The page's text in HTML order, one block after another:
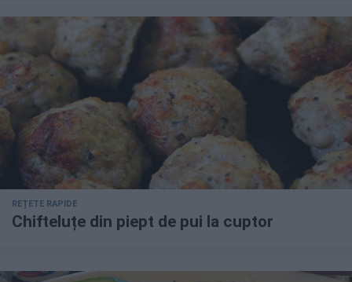
REȚETE RAPIDE
Chifteluțe din piept de pui la cuptor